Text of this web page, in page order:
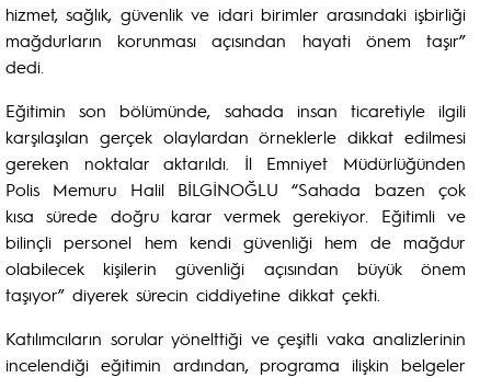
hizmet, sağlık, güvenlik ve idari birimler arasındaki işbirliği
mağdurların korunması açısından hayati önem taşır”
dedi.
Eğitimin son bölümünde, sahada insan ticaretiyle ilgili
karşılaşılan gerçek olaylardan örneklerle dikkat edilmesi
gereken noktalar aktarıldı. İl Emniyet Müdürlüğünden
Polis Memuru Halil BİLGİNOĞLU “Sahada bazen çok
kısa sürede doğru karar vermek gerekiyor. Eğitimli ve
bilinçli personel hem kendi güvenliği hem de mağdur
olabilecek kişilerin güvenliği açısından büyük önem
taşıyor” diyerek sürecin ciddiyetine dikkat çekti.
Katılımcıların sorular yönelttiği ve çeşitli vaka analizlerinin
incelendiği eğitimin ardından, programa ilişkin belgeler